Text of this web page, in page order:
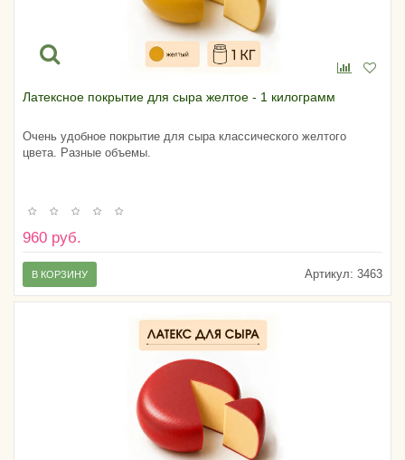
Латексное покрытие для сыра желтое - 1 килограмм
Очень удобное покрытие для сыра классического желтого
цвета. Разные объемы.
960 руб.
Артикул: 3463
В КОРЗИНУ